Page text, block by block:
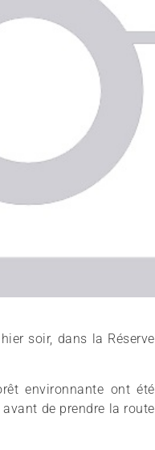
soir, dans la Réserve
environnante ont été
de prendre la route